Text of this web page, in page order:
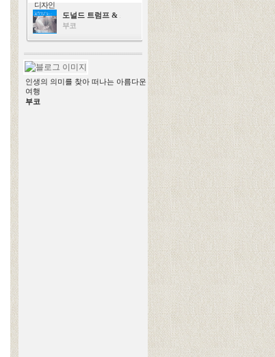
디자인
도널드 트럼프 & 스칼렛 요한슨
부코
인생의 의미를 찾아 떠나는 아름다운
여행
부코